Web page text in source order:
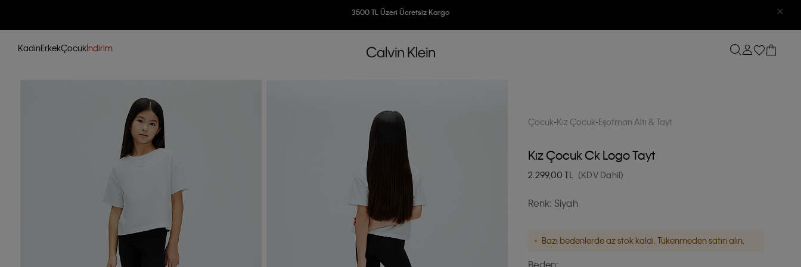
3500 TL Üzeri Ücretsiz Kargo
KadınErkekÇocukİndirim
Çocuk Kız Çocuk Eşofman Altı & Tayt
Kız Çocuk Ck Logo Tayt
2.299,00 TL (KDV Dahil)
Renk: Siyah
Bazı bedenlerde az stok kaldı. Tükenmeden satın alın.
Beden: